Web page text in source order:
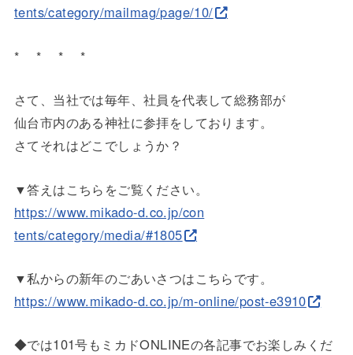
tents/category/mailmag/page/10/
* * * *
さて、当社では毎年、社員を代表して総務部が
仙台市内のある神社に参拝をしております。
さてそれはどこでしょうか？
▼答えはこちらをご覧ください。
https://www.mikado-d.co.jp/con
tents/category/media/#1805
▼私からの新年のごあいさつはこちらです。
https://www.mikado-d.co.jp/m-online/post-e3910
◆では101号もミカドONLINEの各記事でお楽しみくだ